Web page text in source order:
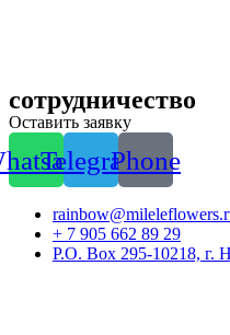
сотрудничество
Оставить заявку
TelegramPhone
+ 7 905 662 89 29
P.O. Box 295-10218, г.